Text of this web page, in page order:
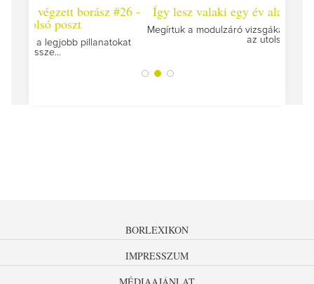
Így lesz valaki egy év alatt végzett borász #25
Megírtuk a modulzáró vizsgákat, már lázasan készülünk
BORLEXIKON
IMPRESSZUM